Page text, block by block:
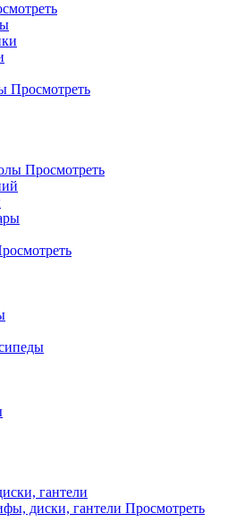
Просмотреть
Просмотреть
гантели
диски, гантели Просмотреть